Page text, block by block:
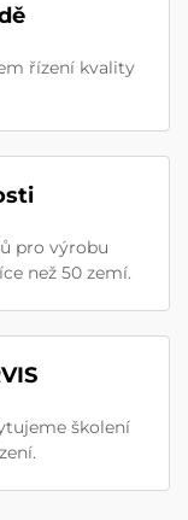
řízení kvality
pro výrobu
než 50 zemí.
školení